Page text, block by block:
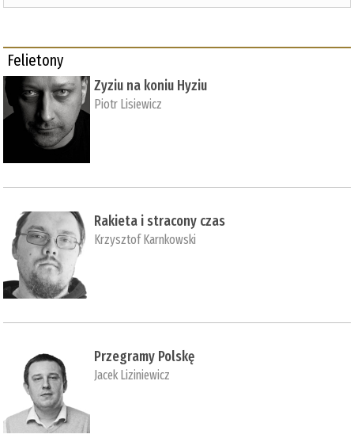
Felietony
Zyziu na koniu Hyziu
Piotr Lisiewicz
Rakieta i stracony czas
Krzysztof Karnkowski
Przegramy Polskę
Jacek Liziniewicz